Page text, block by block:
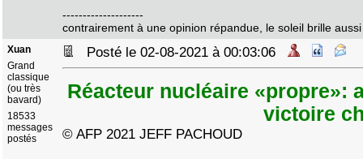
--------------------
contrairement à une opinion répandue, le soleil brille
Xuan
Grand
classique
(ou très
bavard)
18533
messages
postés
Posté le 02-08-2021 à 00:03:06
Réacteur nucléaire «propre»:
victoire
© AFP 2021 JEFF PACHOUD